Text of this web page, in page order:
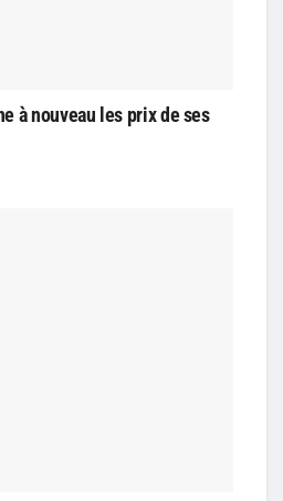
à nouveau les prix de ses